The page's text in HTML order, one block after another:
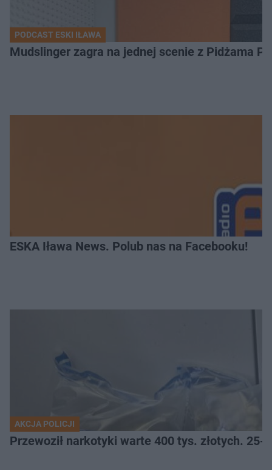
PODCAST ESKI IŁAWA
Mudslinger zagra na jednej scenie z Pidżama
ESKA Iława News. Polub nas na Facebooku!
AKCJA POLICJI
Przewoził narkotyki warte 400 tys. złotych.